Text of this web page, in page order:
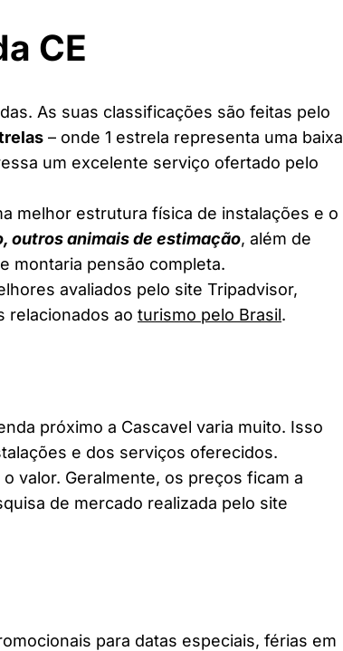
CE
As suas classificações são feitas pelo
– onde 1 estrela representa uma baixa
um excelente serviço ofertado pelo
melhor estrutura física de instalações e o
outros animais de estimação, além de
montaria pensão completa.
avaliados pelo site Tripadvisor,
relacionados ao turismo pelo Brasil.
próximo a Cascavel varia muito. Isso
e dos serviços oferecidos.
valor. Geralmente, os preços ficam a
de mercado realizada pelo site
para datas especiais, férias em